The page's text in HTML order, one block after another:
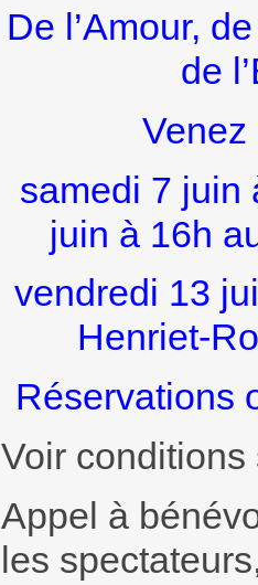
De l’Amour,
de
Venez
samedi 7 juin
juin à 16h
vendredi 13
Henriet-
Réservations
Voir
Appel à
les